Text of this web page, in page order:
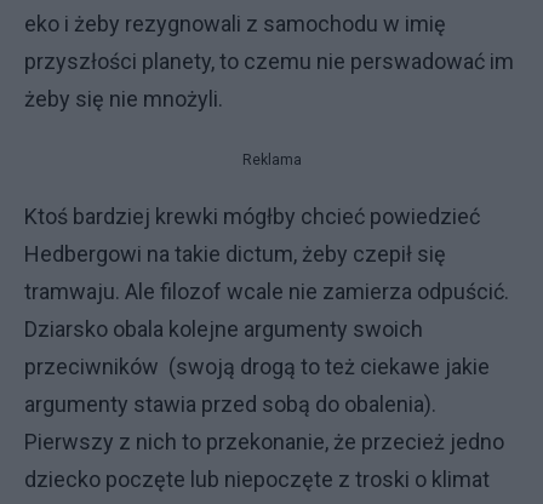
eko i żeby rezygnowali z samochodu w imię
przyszłości planety, to czemu nie perswadować im
żeby się nie mnożyli.
Reklama
Ktoś bardziej krewki mógłby chcieć powiedzieć
Hedbergowi na takie dictum, żeby czepił się
tramwaju. Ale filozof wcale nie zamierza odpuścić.
Dziarsko obala kolejne argumenty swoich
przeciwników (swoją drogą to też ciekawe jakie
argumenty stawia przed sobą do obalenia).
Pierwszy z nich to przekonanie, że przecież jedno
dziecko poczęte lub niepoczęte z troski o klimat